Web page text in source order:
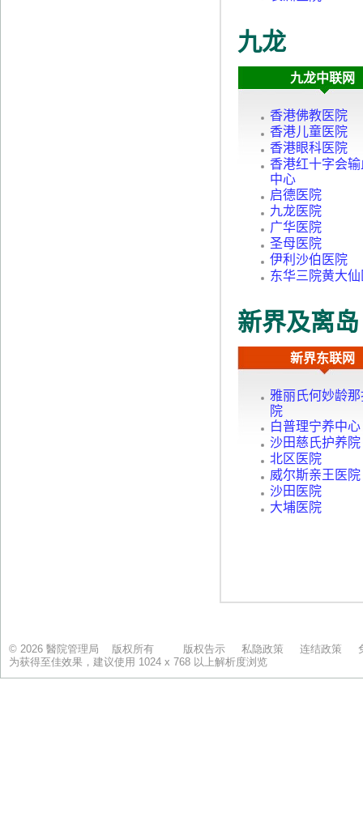
© 2026 醫院管理局 版权所有 版权告示 私隐政策 连结政策
为获得至佳效果，建议使用 1024 x 768 以上解析度浏览